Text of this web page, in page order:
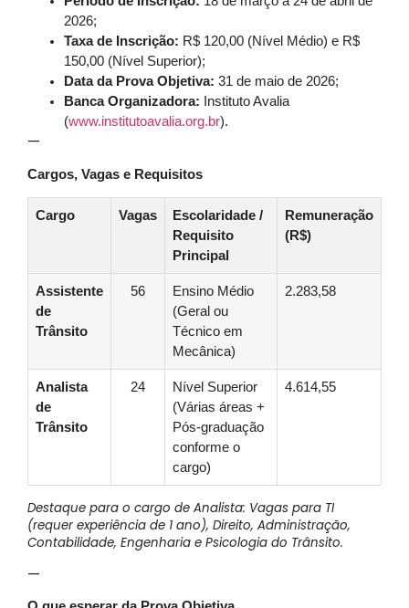
2026;
Taxa de Inscrição: R$ 120,00 (Nível Médio) e R$
150,00 (Nível Superior);
Data da Prova Objetiva: 31 de maio de 2026;
Banca Organizadora: Instituto Avalia
(www.institutoavalia.org.br).
—
Cargos, Vagas e Requisitos
Cargo Vagas
Escolaridade /
Requisito
Principal
Remuneração
(R$)
Assistente
de
Trânsito
56
Ensino Médio
(Geral ou
Técnico em
Mecânica)
2.283,58
Analista
de
Trânsito
24
Nível Superior
(Várias áreas +
Pós-graduação
conforme o
cargo)
4.614,55
Destaque para o cargo de Analista: Vagas para TI
(requer experiência de 1 ano), Direito, Administração,
Contabilidade, Engenharia e Psicologia do Trânsito.
—